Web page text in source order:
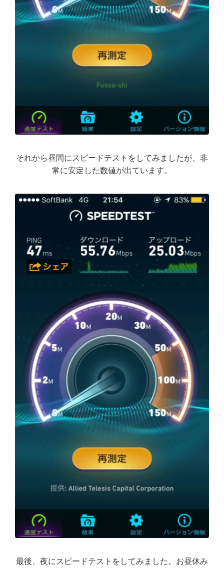
それから昼間にスピードテストをしてみましたが、非
常に安定した数値が出ています。
最後、夜にスピードテストをしてみました。お昼休み